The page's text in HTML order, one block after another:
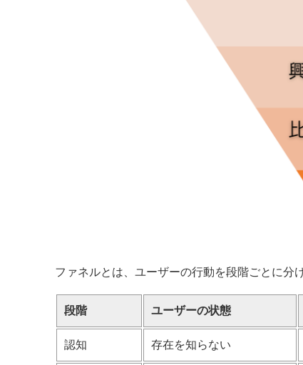
ファネルとは、ユーザーの行動を段階ごとに分
段階 ユーザーの状態
認知 存在を知らない